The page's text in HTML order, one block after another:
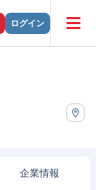
ログイン
企業情報